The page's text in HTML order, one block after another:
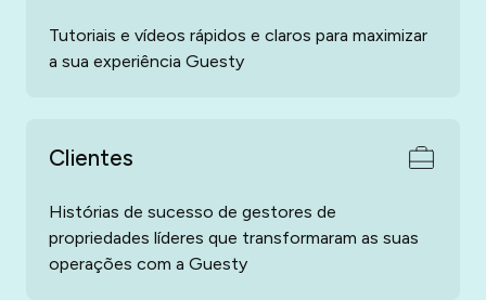
Tutoriais e vídeos rápidos e claros para maximizar
a sua experiência Guesty
Clientes
Histórias de sucesso de gestores de
propriedades líderes que transformaram as suas
operações com a Guesty